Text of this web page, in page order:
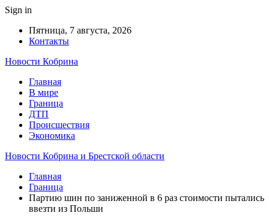
Sign in
Пятница, 7 августа, 2026
Контакты
Новости Кобрина
Главная
В мире
Граница
ДТП
Происшествия
Экономика
Новости Кобрина и Брестской области
Главная
Граница
Партию шин по заниженной в 6 раз стоимости пытались
ввезти из Польши